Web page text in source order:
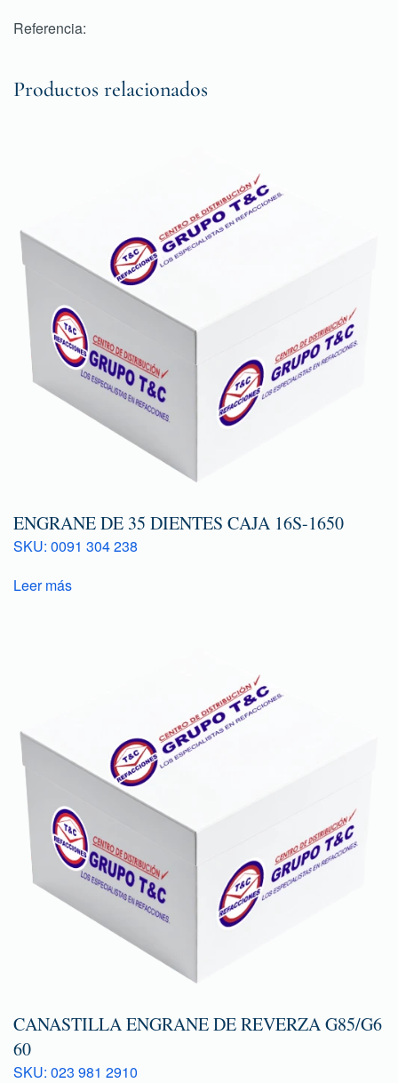
Referencia:
Productos relacionados
ENGRANE DE 35 DIENTES CAJA 16S-1650
SKU: 0091 304 238
Leer más
CANASTILLA ENGRANE DE REVERZA G85/G6
60
SKU: 023 981 2910